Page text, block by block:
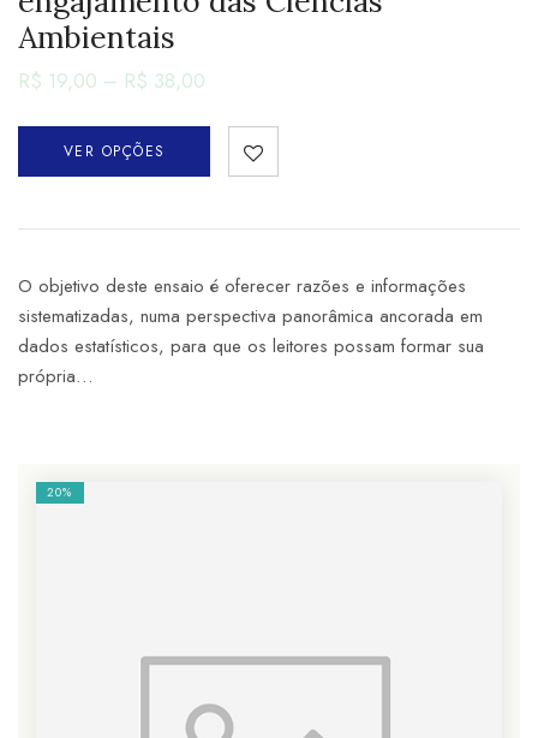
Ambientais
R$ 19,00 – R$ 38,00
VER OPÇÕES
O objetivo deste ensaio é oferecer razões e informações
sistematizadas, numa perspectiva panorâmica ancorada em
dados estatísticos, para que os leitores possam formar sua
própria…
20%